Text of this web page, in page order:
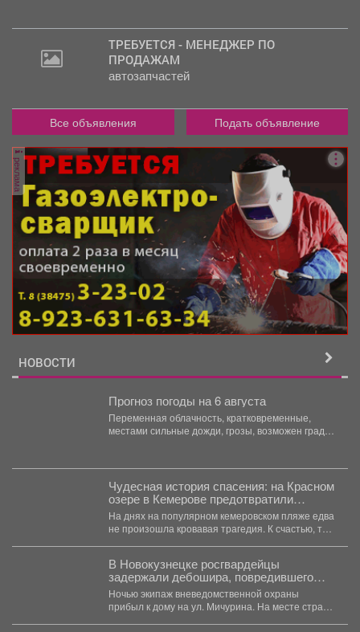
ТРЕБУЕТСЯ - МЕНЕДЖЕР ПО
ПРОДАЖАМ
автозапчастей
Все объявления Подать объявление
реклама
НОВОСТИ
Прогноз погоды на 6 августа
Переменная облачность, кратковременные,
местами сильные дожди, грозы, возможен град.
Чудесная история спасения: на Красном
озере в Кемерове предотвратили
трагедию
На днях на популярном кемеровском пляже едва
не произошла кровавая трагедия. К счастью, там
В Новокузнецке росгвардейцы
задержали дебошира, повредившего
окно и дверь квартиры сожительницы
Ночью экипаж вневедомственной охраны
прибыл к дому на ул. Мичурина. На месте стражи